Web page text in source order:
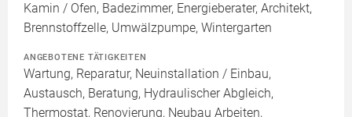
Kamin / Ofen, Badezimmer, Energieberater, Architekt,
Brennstoffzelle, Umwälzpumpe, Wintergarten
ANGEBOTENE TÄTIGKEITEN
Wartung, Reparatur, Neuinstallation / Einbau,
Austausch, Beratung, Hydraulischer Abgleich,
Thermostat, Renovierung, Neubau Arbeiten,